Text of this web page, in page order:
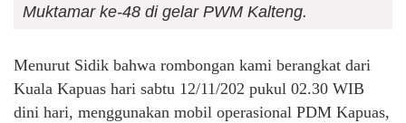
Muktamar ke-48 di gelar PWM Kalteng.
Menurut Sidik bahwa rombongan kami berangkat dari
Kuala Kapuas hari sabtu 12/11/202 pukul 02.30 WIB
dini hari, menggunakan mobil operasional PDM Kapuas,